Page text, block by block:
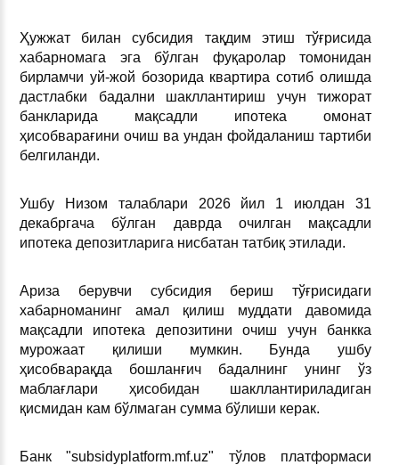
Ҳужжат билан субсидия тақдим этиш тўғрисида
хабарномага эга бўлган фуқаролар томонидан
бирламчи уй-жой бозорида квартира сотиб олишда
дастлабки бадални шакллантириш учун тижорат
банкларида мақсадли ипотека омонат
ҳисобварағини очиш ва ундан фойдаланиш тартиби
белгиланди.
Ушбу Низом талаблари 2026 йил 1 июлдан 31
декабргача бўлган даврда очилган мақсадли
ипотека депозитларига нисбатан татбиқ этилади.
Ариза берувчи субсидия бериш тўғрисидаги
хабарноманинг амал қилиш муддати давомида
мақсадли ипотека депозитини очиш учун банкка
мурожаат қилиши мумкин. Бунда ушбу
ҳисобварақда бошланғич бадалнинг унинг ўз
маблағлари ҳисобидан шакллантириладиган
қисмидан кам бўлмаган сумма бўлиши керак.
Банк "subsidyplatform.mf.uz" тўлов платформаси